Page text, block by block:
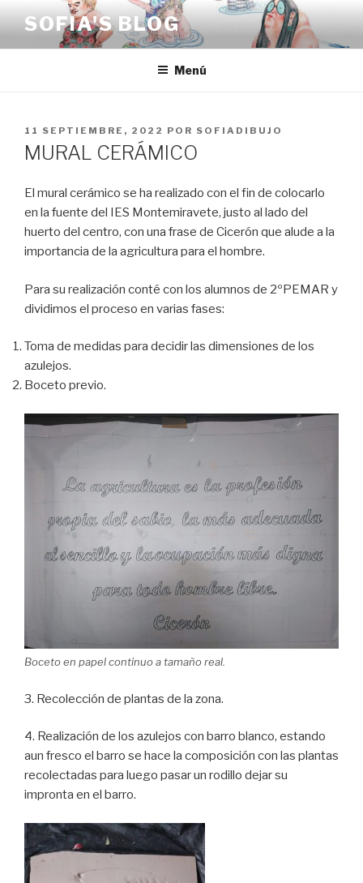
contenido
SOFIA'S BLOG
Menú
PUBLICADO
EL
11 SEPTIEMBRE, 2022 POR SOFIADIBUJO
MURAL CERÁMICO
El mural cerámico se ha realizado con el fin de colocarlo
en la fuente del IES Montemiravete, justo al lado del
huerto del centro, con una frase de Cicerón que alude a la
importancia de la agricultura para el hombre.
Para su realización conté con los alumnos de 2ºPEMAR y
dividimos el proceso en varias fases:
Toma de medidas para decidir las dimensiones de los
azulejos.
Boceto previo.
Boceto en papel continuo a tamaño real.
3. Recolección de plantas de la zona.
4. Realización de los azulejos con barro blanco, estando
aun fresco el barro se hace la composición con las plantas
recolectadas para luego pasar un rodillo dejar su
impronta en el barro.